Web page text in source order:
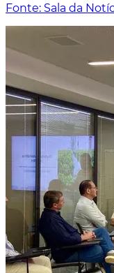
Fonte: Sala da